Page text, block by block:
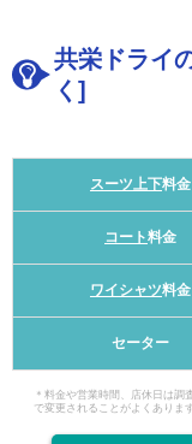
共栄ドライ
く]
スーツ上下料金
コート料金
ワイシャツ料金
セーター
＊料金や営業時間、店休日は
で変更されることがよくありま